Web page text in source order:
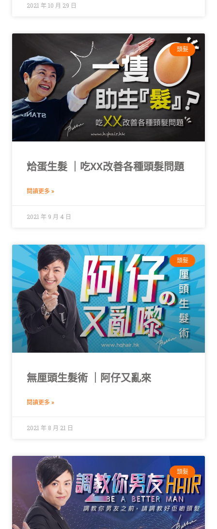
2021 年 10 月 29 日
頭髮
烚蛋生髮 ｜吃XX改善各種頭髮問題
閱讀更多 »
2021 年 9 月 4 日
頭髮
無厘頭生髮術 ｜阿仔又亂來
閱讀更多 »
2021 年 8 月 21 日
頭髮